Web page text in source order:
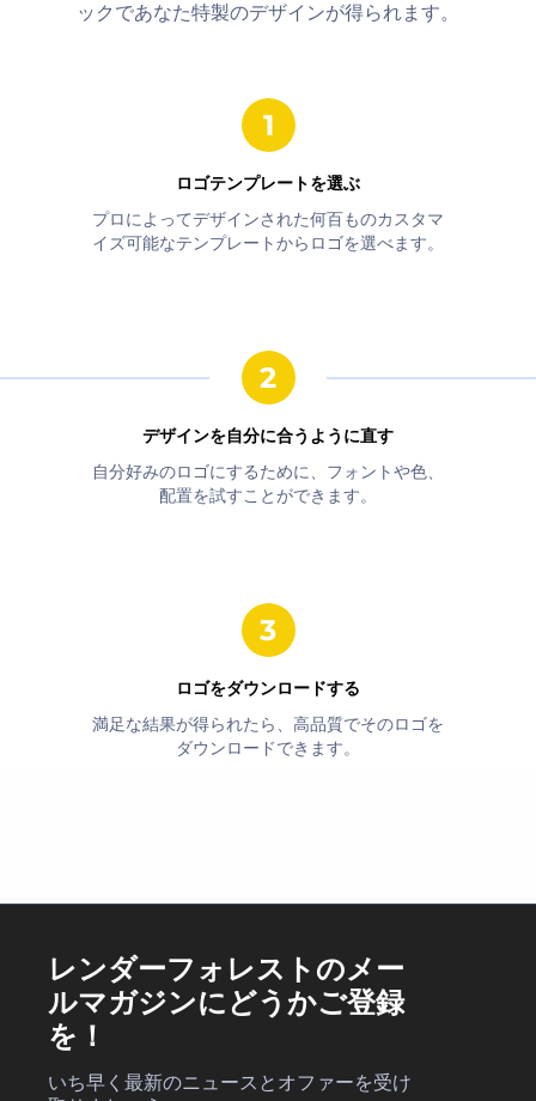
ックであなた特製のデザインが得られます。
ロゴテンプレートを選ぶ
プロによってデザインされた何百ものカスタマ
イズ可能なテンプレートからロゴを選べます。
デザインを自分に合うように直す
自分好みのロゴにするために、フォントや色、
配置を試すことができます。
ロゴをダウンロードする
満足な結果が得られたら、高品質でそのロゴを
ダウンロードできます。
レンダーフォレストのメー
ルマガジンにどうかご登録
を！
いち早く最新のニュースとオファーを受け